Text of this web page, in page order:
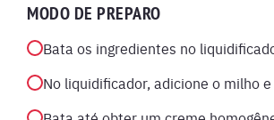
MODO DE PREPARO
Bata os ingredientes no
No liquidificador, adicione o milho